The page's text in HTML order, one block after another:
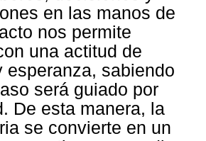
en las manos de
nos permite
una actitud de
esperanza, sabiendo
será guiado por
De esta manera, la
se convierte en un